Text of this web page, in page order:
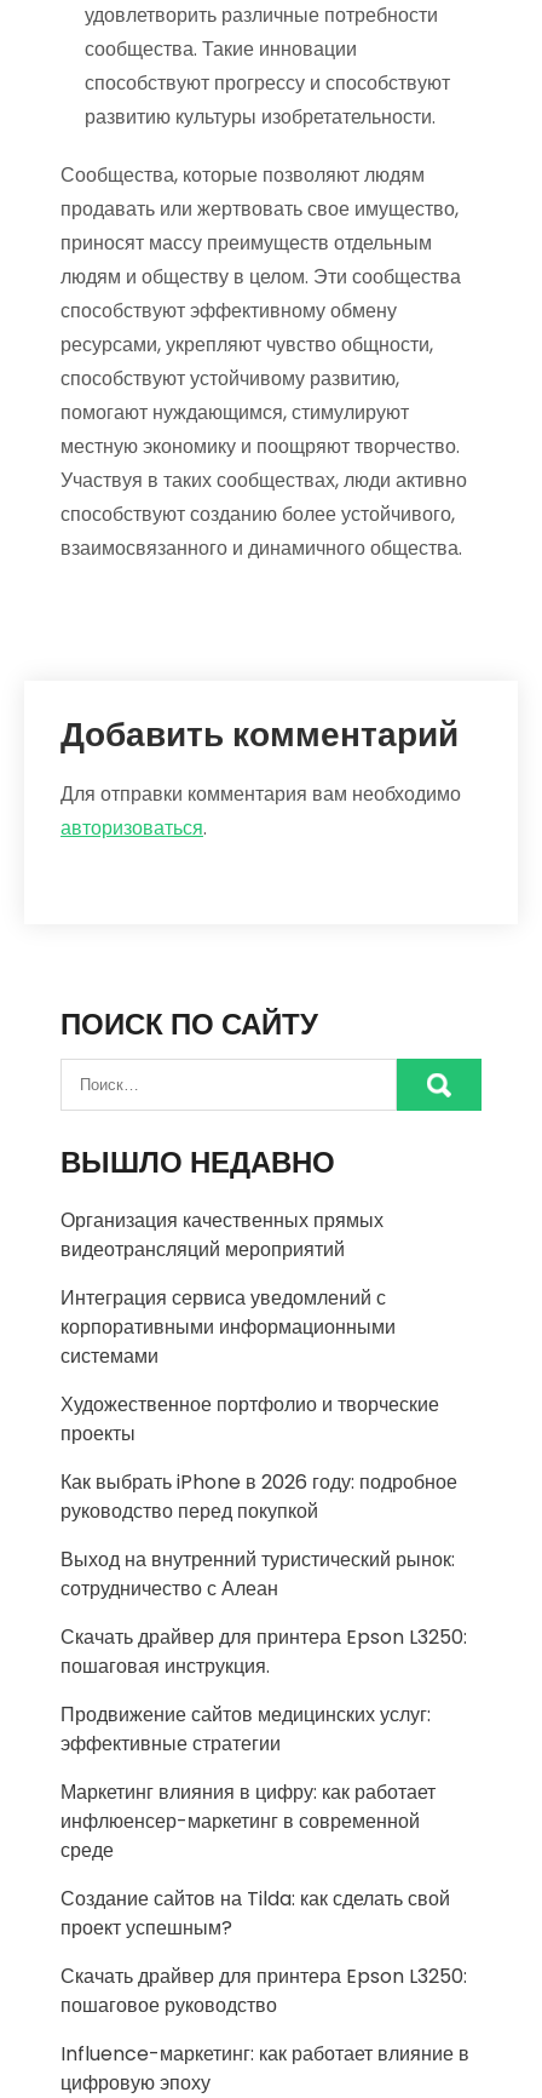
удовлетворить различные потребности
сообщества. Такие инновации
способствуют прогрессу и способствуют
развитию культуры изобретательности.
Сообщества, которые позволяют людям
продавать или жертвовать свое имущество,
приносят массу преимуществ отдельным
людям и обществу в целом. Эти сообщества
способствуют эффективному обмену
ресурсами, укрепляют чувство общности,
способствуют устойчивому развитию,
помогают нуждающимся, стимулируют
местную экономику и поощряют творчество.
Участвуя в таких сообществах, люди активно
способствуют созданию более устойчивого,
взаимосвязанного и динамичного общества.
Добавить комментарий
Для отправки комментария вам необходимо
авторизоваться.
ПОИСК ПО САЙТУ
ВЫШЛО НЕДАВНО
Организация качественных прямых
видеотрансляций мероприятий
Интеграция сервиса уведомлений с
корпоративными информационными
системами
Художественное портфолио и творческие
проекты
Как выбрать iPhone в 2026 году: подробное
руководство перед покупкой
Выход на внутренний туристический рынок:
сотрудничество с Алеан
Скачать драйвер для принтера Epson L3250:
пошаговая инструкция.
Продвижение сайтов медицинских услуг:
эффективные стратегии
Маркетинг влияния в цифру: как работает
инфлюенсер-маркетинг в современной
среде
Создание сайтов на Tilda: как сделать свой
проект успешным?
Скачать драйвер для принтера Epson L3250:
пошаговое руководство
Influence-маркетинг: как работает влияние в
цифровую эпоху